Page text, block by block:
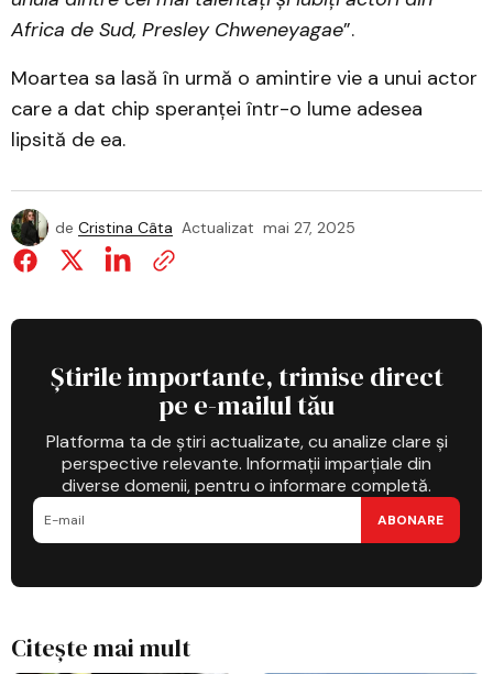
Africa de Sud, Presley Chweneyagae”.
Moartea sa lasă în urmă o amintire vie a unui actor
care a dat chip speranței într-o lume adesea
lipsită de ea.
de Cristina Câta Actualizat mai 27, 2025
Știrile importante, trimise direct
pe e-mailul tău
Platforma ta de știri actualizate, cu analize clare și
perspective relevante. Informații imparțiale din
diverse domenii, pentru o informare completă.
ABONARE
Citește mai mult